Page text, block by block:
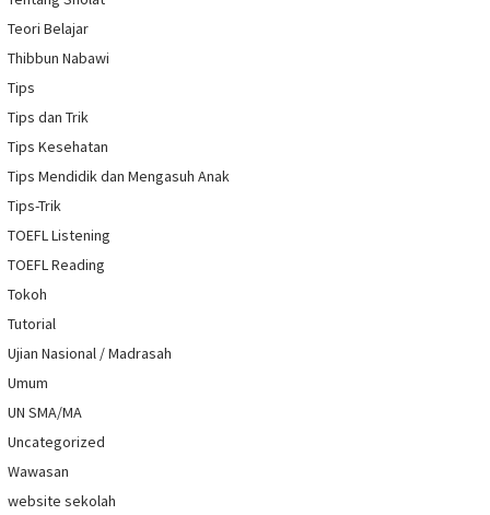
Teori Belajar
Thibbun Nabawi
Tips
Tips dan Trik
Tips Kesehatan
Tips Mendidik dan Mengasuh Anak
Tips-Trik
TOEFL Listening
TOEFL Reading
Tokoh
Tutorial
Ujian Nasional / Madrasah
Umum
UN SMA/MA
Uncategorized
Wawasan
website sekolah